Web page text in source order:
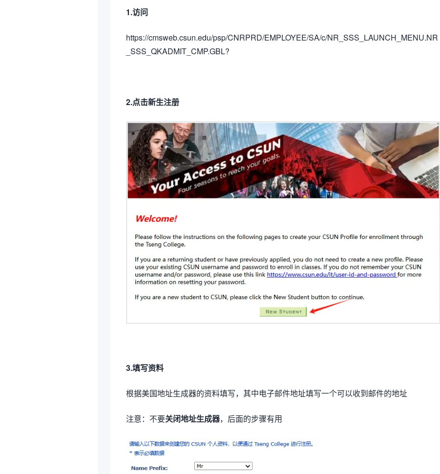
1.访问
https://cmsweb.csun.edu/psp/CNRPRD/EMPLOYEE/SA/c/NR_SSS_LAUNCH_MENU.NR
_SSS_QKADMIT_CMP.GBL?
2.点击新生注册
3.填写资料
根据美国地址生成器的资料填写，其中电子邮件地址填写一个可以收到邮件的地址
注意：不要关闭地址生成器，后面的步骤有用